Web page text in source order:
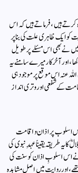
کرتے ہیں، فرماتے ہیں کہ اس
کو ایک ظاہری علت کی بنا پر
نے بھی اس مسئلے پر طویل
اور آخرکار میرے سامنے یہ
عنہ اس موقع پر موجود ہی
کے شفعی اور وتری انداز
اسلوب پر اذان و اقامت
کا یہ طریقہ یقیناً عہدِ نبوی کی
اس اسلوبِ اذان کو سنت کی
اور روایت میں اصل مشاہدہ